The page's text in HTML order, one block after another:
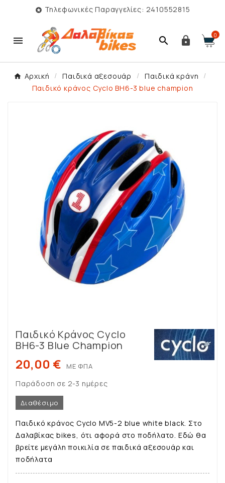
 Τηλεφωνικές Παραγγελίες: 2410552815
   0
Αρχική Παιδικά αξεσουάρ
Παιδικά κράνη
Παιδικό κράνος Cyclo BH6-3 blue champion
Παιδικό Κράνος Cyclo
BH6-3 Blue Champion
20,00 € ΜΕ ΦΠΑ
Παράδοση σε 2-3 ημέρες
Διαθέσιμο
Παιδικό κράνος Cyclo MV5-2 blue white black. Στο
Δαλαβίκας bikes, ότι αφορά στο ποδήλατο. Εδώ θα
βρείτε μεγάλη ποικιλία σε παιδικά αξεσουάρ και
ποδήλατα